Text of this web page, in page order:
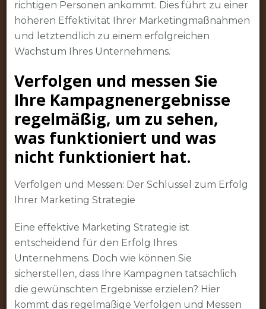
richtigen Personen ankommt. Dies führt zu einer
höheren Effektivität Ihrer Marketingmaßnahmen
und letztendlich zu einem erfolgreichen
Wachstum Ihres Unternehmens.
Verfolgen und messen Sie
Ihre Kampagnenergebnisse
regelmäßig, um zu sehen,
was funktioniert und was
nicht funktioniert hat.
Verfolgen und Messen: Der Schlüssel zum Erfolg
Ihrer Marketing Strategie
Eine effektive Marketing Strategie ist
entscheidend für den Erfolg Ihres
Unternehmens. Doch wie können Sie
sicherstellen, dass Ihre Kampagnen tatsächlich
die gewünschten Ergebnisse erzielen? Hier
kommt das regelmäßige Verfolgen und Messen